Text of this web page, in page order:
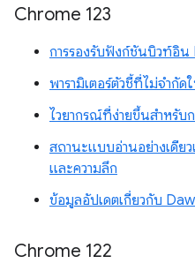
Chrome 123
การรองรับฟังก์ชันบิวท์อิน
พารามิเตอร์ตัวชี้ที่ไม่จำกัด
ไวยากรณ์ที่ง่ายขึ้นสำหรับ
สถานะแบบอ่านอย่างเดีย
และความลึก
ข้อมูลอัปเดตเกี่ยวกับ
Chrome 122